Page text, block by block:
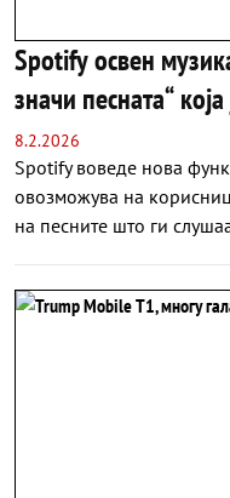
Spotify освен
значи песната“
8.2.2026
Spotify воведе нова
овозможува на
на песните што ги